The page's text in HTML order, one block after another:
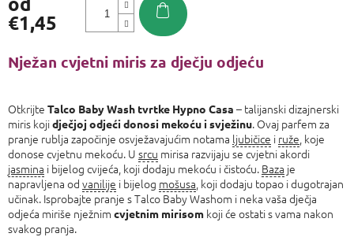
€1,45
cijenu:
Nježan cvjetni miris za dječju odjeću
Otkrijte Talco Baby Wash tvrtke Hypno Casa – talijanski dizajnerski
miris kojidječjoj odjeći donosi mekoću i svježinu. Ovaj parfem za
pranje rublja započinje osvježavajućim notama ljubičice i ruže , koje
donose cvjetnu mekoću. U srcu mirisa razvijaju se cvjetni akordi
jasmina i bijelog cvijeća, koji dodaju mekoću i čistoću. Baza je
napravljena od vanilije i bijelog mošusa , koji dodaju topao i dugotrajan
učinak. Isprobajte pranje s Talco Baby Washom i neka vaša dječja
odjeća miriše nježnim cvjetnim mirisom koji će ostati s vama nakon
svakog pranja.